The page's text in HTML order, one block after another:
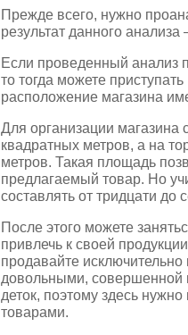
Прежде всего, нужно
результат данного анализа
Если проведенный анализ
то тогда можете
расположение магазина
Для организации магазина
квадратных метров, а на
метров. Такая площадь
предлагаемый товар. Но
составлять от тридцати до
После этого можете
привлечь к своей
продавайте
довольными, совершенной
деток, поэтому здесь
товарами.